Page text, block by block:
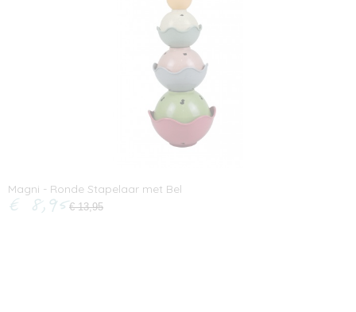
Magni - Ronde Stapelaar met Bel
€ 8,95 € 13,95